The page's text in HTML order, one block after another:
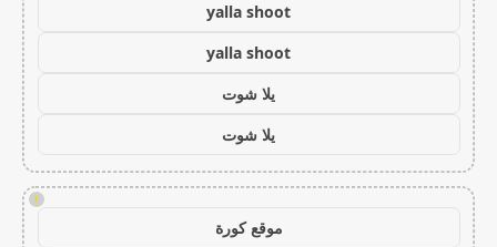
yalla shoot
yalla shoot
يلا شوت
يلا شوت
!
موقع كورة